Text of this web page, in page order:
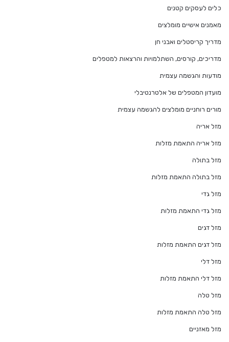
כלים לעסקים קטנים
מאמנים אישיים מומלצים
מדריך קריסטלים ואבני חן
מדריכים, קורסים, השתלמויות והרצאות למטפלים
מודעות והגשמה עצמית
מועדון המטפלים של אלטרנטיבלי
מורים רוחניים מומלצים להגשמה עצמית
מזל אריה
מזל אריה התאמת מזלות
מזל בתולה
מזל בתולה התאמת מזלות
מזל גדי
מזל גדי התאמת מזלות
מזל דגים
מזל דגים התאמת מזלות
מזל דלי
מזל דלי התאמת מזלות
מזל טלה
מזל טלה התאמת מזלות
מזל מאזניים